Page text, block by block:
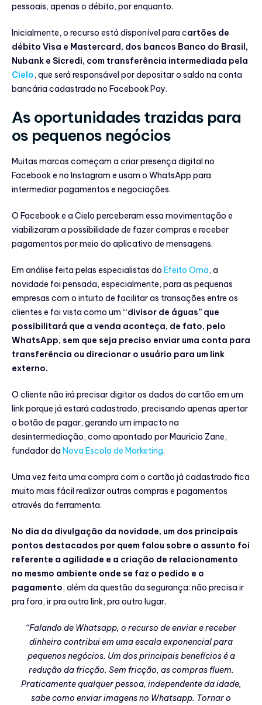
pessoais, apenas o débito, por enquanto.
Inicialmente, o recurso está disponível para cartões de
débito Visa e Mastercard, dos bancos Banco do Brasil,
Nubank e Sicredi, com transferência intermediada pela
Cielo, que será responsável por depositar o saldo na conta
bancária cadastrada no Facebook Pay.
As oportunidades trazidas para
os pequenos negócios
Muitas marcas começam a criar presença digital no
Facebook e no Instagram e usam o WhatsApp para
intermediar pagamentos e negociações.
O Facebook e a Cielo perceberam essa movimentação e
viabilizaram a possibilidade de fazer compras e receber
pagamentos por meio do aplicativo de mensagens.
Em análise feita pelas especialistas do Efeito Orna, a
novidade foi pensada, especialmente, para as pequenas
empresas com o intuito de facilitar as transações entre os
clientes e foi vista como um ‘‘divisor de águas’’ que
possibilitará que a venda aconteça, de fato, pelo
WhatsApp, sem que seja preciso enviar uma conta para
transferência ou direcionar o usuário para um link
externo.
O cliente não irá precisar digitar os dados do cartão em um
link porque já estará cadastrado, precisando apenas apertar
o botão de pagar, gerando um impacto na
desintermediação, como apontado por Mauricio Zane,
fundador da Nova Escola de Marketing.
Uma vez feita uma compra com o cartão já cadastrado fica
muito mais fácil realizar outras compras e pagamentos
através da ferramenta.
No dia da divulgação da novidade, um dos principais
pontos destacados por quem falou sobre o assunto foi
referente a agilidade e a criação de relacionamento
no mesmo ambiente onde se faz o pedido e o
pagamento, além da questão da segurança: não precisa ir
pra fora, ir pra outro link, pra outro lugar.
‘‘Falando de Whatsapp, o recurso de enviar e receber
dinheiro contribui em uma escala exponencial para
pequenos negócios. Um dos principais benefícios é a
redução da fricção. Sem fricção, as compras fluem.
Praticamente qualquer pessoa, independente da idade,
sabe como enviar imagens no Whatsapp. Tornar o